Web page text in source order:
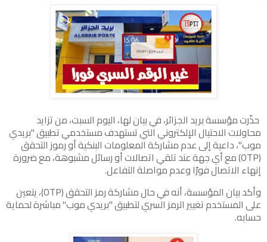
حذّرت مؤسسة بريد الجزائر، في بيان لها، اليوم السبت، من تزايد
محاولات الاحتيال الإلكتروني التي تستهدف مستخدمي تطبيق "بريدي
موب"، داعية إلى عدم مشاركة المعلومات البنكية أو رموز التحقق
(OTP) مع أي جهة عند تلقي اتصالات أو رسائل مشبوهة، مع ضرورة
إنهاء الاتصال فورًا وعدم مواصلة التفاعل.
وأكد بيان المؤسسة، أنه في حال مشاركة رمز التحقق (OTP)، يتعين
على المستخدم تغيير الرمز السري لتطبيق "بريدي موب" مباشرة لحماية
حسابه.